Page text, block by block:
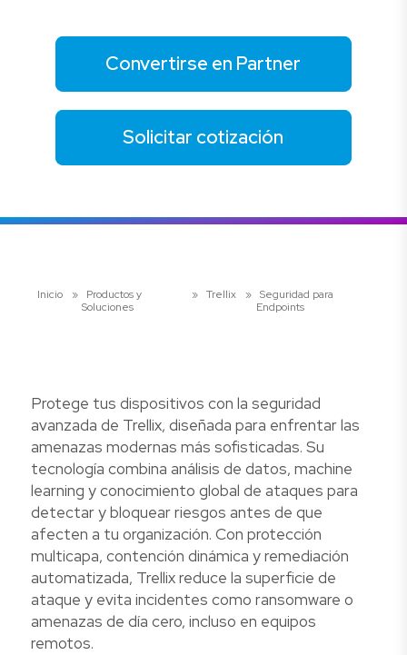
Convertirse en Partner
Solicitar cotización
Inicio »
Productos y
Soluciones
» Trellix » Seguridad para
Endpoints
Protege tus dispositivos con la seguridad
avanzada de Trellix, diseñada para enfrentar las
amenazas modernas más sofisticadas. Su
tecnología combina análisis de datos, machine
learning y conocimiento global de ataques para
detectar y bloquear riesgos antes de que
afecten a tu organización. Con protección
multicapa, contención dinámica y remediación
automatizada, Trellix reduce la superficie de
ataque y evita incidentes como ransomware o
amenazas de día cero, incluso en equipos
remotos.